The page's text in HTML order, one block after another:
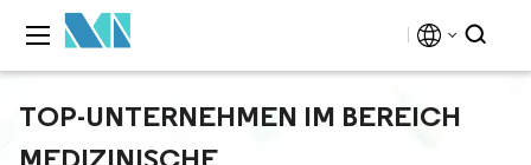
TOP-UNTERNEHMEN IM BEREICH
MEDIZINISCHE